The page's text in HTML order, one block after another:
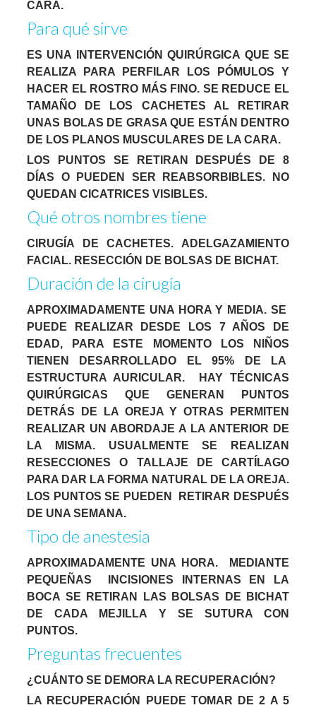
CARA.
Para qué sirve
ES UNA INTERVENCIÓN QUIRÚRGICA QUE SE
REALIZA PARA PERFILAR LOS PÓMULOS Y
HACER EL ROSTRO MÁS FINO. SE REDUCE EL
TAMAÑO DE LOS CACHETES AL RETIRAR
UNAS BOLAS DE GRASA QUE ESTÁN DENTRO
DE LOS PLANOS MUSCULARES DE LA CARA.
LOS PUNTOS SE RETIRAN DESPUÉS DE 8
DÍAS O PUEDEN SER REABSORBIBLES. NO
QUEDAN CICATRICES VISIBLES.
Qué otros nombres tiene
CIRUGÍA DE CACHETES. ADELGAZAMIENTO
FACIAL. RESECCIÓN DE BOLSAS DE BICHAT.
Duración de la cirugía
APROXIMADAMENTE UNA HORA Y MEDIA. SE
PUEDE REALIZAR DESDE LOS 7 AÑOS DE
EDAD, PARA ESTE MOMENTO LOS NIÑOS
TIENEN DESARROLLADO EL 95% DE LA
ESTRUCTURA AURICULAR. HAY TÉCNICAS
QUIRÚRGICAS QUE GENERAN PUNTOS
DETRÁS DE LA OREJA Y OTRAS PERMITEN
REALIZAR UN ABORDAJE A LA ANTERIOR DE
LA MISMA. USUALMENTE SE REALIZAN
RESECCIONES O TALLAJE DE CARTÍLAGO
PARA DAR LA FORMA NATURAL DE LA OREJA.
LOS PUNTOS SE PUEDEN RETIRAR DESPUÉS
DE UNA SEMANA.
Tipo de anestesia
APROXIMADAMENTE UNA HORA. MEDIANTE
PEQUEÑAS INCISIONES INTERNAS EN LA
BOCA SE RETIRAN LAS BOLSAS DE BICHAT
DE CADA MEJILLA Y SE SUTURA CON
PUNTOS.
Preguntas frecuentes
¿CUÁNTO SE DEMORA LA RECUPERACIÓN?
LA RECUPERACIÓN PUEDE TOMAR DE 2 A 5